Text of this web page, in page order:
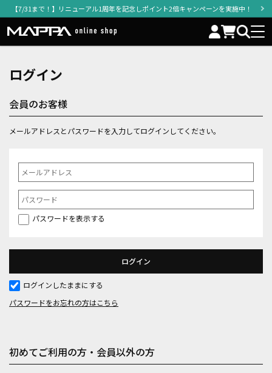
【7/31まで！】リニューアル1周年を記念しポイント2倍キャンペーンを実施中！
ログイン
会員のお客様
メールアドレスとパスワードを入力してログインしてください。
パスワードを表示する
ログインしたままにする
パスワードをお忘れの方はこちら
初めてご利用の方・会員以外の方